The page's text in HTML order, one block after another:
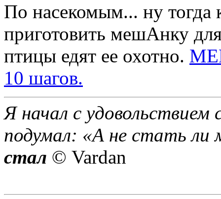
По насекомым... ну тогда
приготовить мешАнку
птицы едят ее охотно.
10 шагов.
Я начал с
подумал: «А не стать ли
стал © Vardan